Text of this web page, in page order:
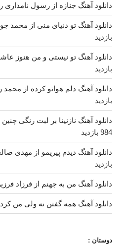
دانلود آهنگ جنازه از رسول نامداری
دانلود آهنگ تو دنیای منی از محمد
بازدید
دانلود آهنگ تو نیستی و من هنوز
بازدید
دانلود آهنگ دلم هواتو کرده از محمد
بازدید
دانلود آهنگ نازنینا بر لبت رنگی
984 بازدید
دانلود آهنگ دیدم پیریمو از مهدی
بازدید
دانلود آهنگ من به جهنم از فرزاد
دانلود آهنگ همه گفتن نه ولی من
دوستان :